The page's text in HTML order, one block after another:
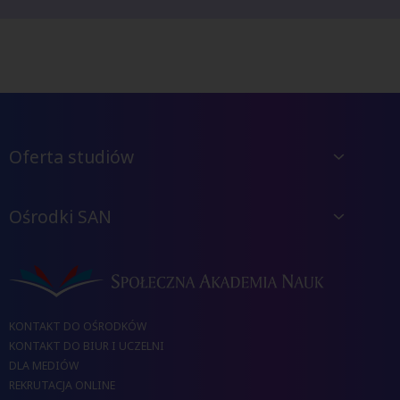
Oferta studiów
Ośrodki SAN
KONTAKT DO OŚRODKÓW
KONTAKT DO BIUR I UCZELNI
DLA MEDIÓW
REKRUTACJA ONLINE